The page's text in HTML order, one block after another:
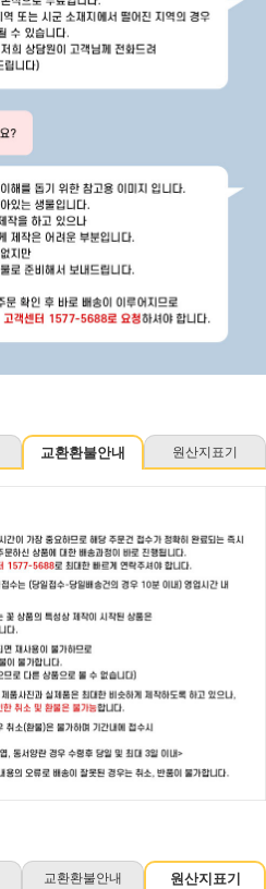
교환환불안내 원산지표기
교환환불안내 원산지표기